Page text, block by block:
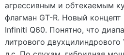
агрессивным и обтекаемым
флагман GT-R. Новый
Infiniti Q60. Понятно, что
литрового